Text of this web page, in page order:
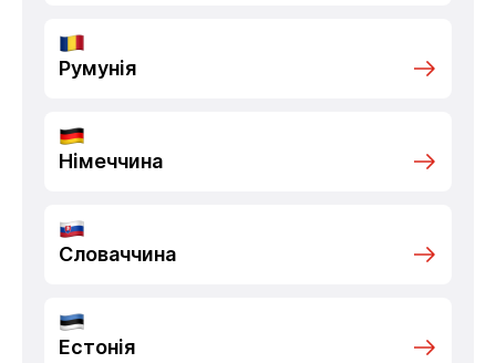
Румунія
Німеччина
Словаччина
Естонія